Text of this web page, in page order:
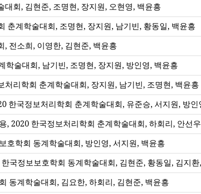
회, 김현준, 조명현, 장지원, 오현영, 백윤흥
계학술대회, 조명현, 장지원, 남기빈, 황동일, 백윤흥
전소희, 이영한, 김현준, 백윤흥
술대회, 남기빈, 조명현, 장지원, 방인영, 백윤흥
리학회 춘계학술대회, 장지원, 남기빈, 조명현, 백윤흥
국정보처리학회 춘계학술대회, 유준승, 서지원, 방인
2020 한국정보처리학회 춘계학술대회, 하회리, 안선
호학회 동계학술대회, 방인영, 서지원, 백윤흥
정보보호학회 동계학술대회, 김현준, 황동일, 김지환
동계학술대회, 김요한, 하회리, 김현준, 백윤흥